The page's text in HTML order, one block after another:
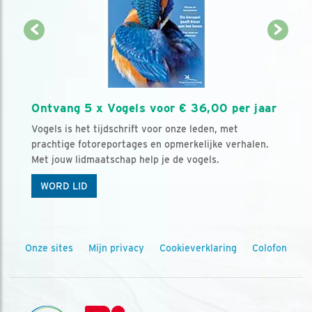
Ontvang 5 x Vogels voor € 36,00 per jaar
Vogels is het tijdschrift voor onze leden, met
prachtige fotoreportages en opmerkelijke verhalen.
Met jouw lidmaatschap help je de vogels.
WORD LID
Onze sites Mijn privacy Cookieverklaring Colofon